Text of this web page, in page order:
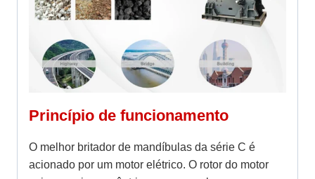
Princípio de funcionamento
O melhor britador de mandíbulas da série C é
acionado por um motor elétrico. O rotor do motor